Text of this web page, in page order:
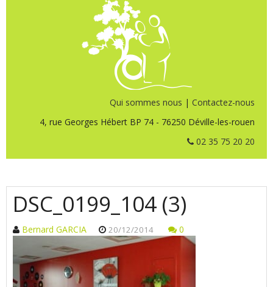
Qui sommes nous | Contactez-nous
4, rue Georges Hébert BP 74 - 76250 Déville-les-rouen
02 35 75 20 20
DSC_0199_104 (3)
Bernard GARCIA 20/12/2014 0